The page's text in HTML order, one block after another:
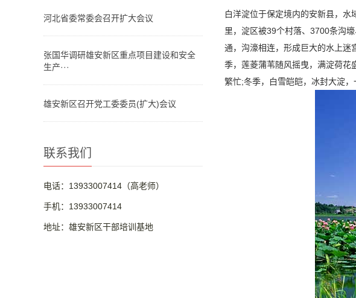
河北省委常委会召开扩大会议
张国华调研雄安新区重点项目建设和安全
生产···
雄安新区召开党工委委员(扩大)会议
联系我们
电话：13933007414（高老师）
手机：13933007414
地址：雄安新区干部培训基地
白洋淀位于保定境内的安新县，
里，淀区被39个村落、3700条沟
通，沟濠相连，形成巨大的水上迷
季，莲菱蒲苇随风摇曳，满淀荷花
繁忙;冬季，白雪皑皑，冰封大淀